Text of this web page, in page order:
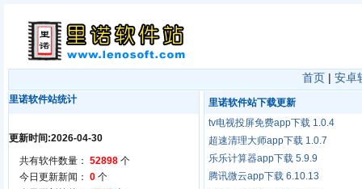
首页 | 安卓
里诺软件站统计
更新时间:2026-04-30
共有软件数量： 52898 个
今日更新新闻： 0 个
里诺软件站下载更新
tv电视投屏免费app下载 1.0.4
超速清理大师app下载 1.0.7
乐乐计算器app下载 5.9.9
腾讯微云app下载 6.10.13